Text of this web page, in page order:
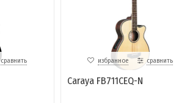
сравнить избранное сравнить
Caraya FB711CEQ-N